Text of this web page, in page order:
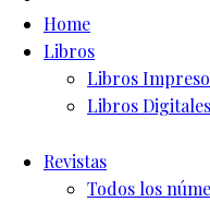
Home
Libros
Libros
Libros Digitales
Revistas
Todos los